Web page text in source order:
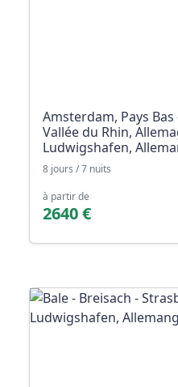
Amsterdam, Pays
Vallée du Rhin,
Ludwigshafen,
8 jours / 7 nuits
à partir de
2640 €